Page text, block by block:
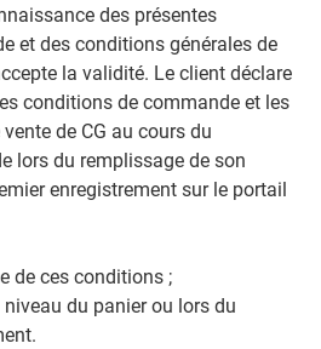
des présentes
et des conditions générales de
la validité. Le client déclare
conditions de commande et les
de CG au cours du
lors du remplissage de son
enregistrement sur le portail
de ces conditions ;
du panier ou lors du